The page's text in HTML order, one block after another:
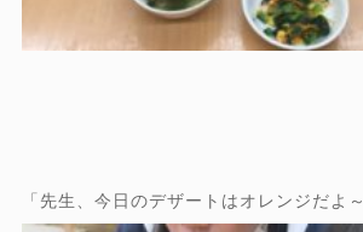
「先生、今日のデザートはオレンジだよ～